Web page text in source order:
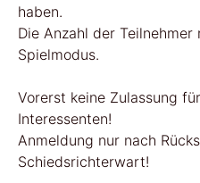
haben.
Die Anzahl der
Spielmodus.
Vorerst keine Zulassung
Interessenten!
Anmeldung nur nach
Schiedsrichterwart!